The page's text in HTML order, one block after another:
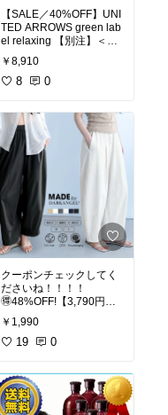
【SALE／40%OFF】UNI
TED ARROWS green lab
el relaxing 【別注】＜PU
ー ユナイテッドアローズ
グリーンレーベルリラク
料】
￥8,910
8 0
クーポンチェックしてく
ださいね！！！！
🉐48%OFF!【3,790円→
ト イージー コクーンパン
ツ レディース ボトム パ
秋 冬 低身長 高身長 洗濯
可【 イージーコクーンパ
ンツ】
￥1,990
19 0